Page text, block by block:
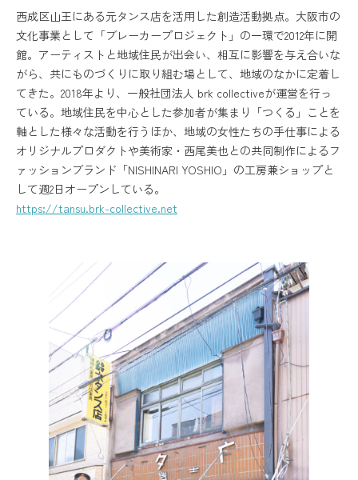
西成区山王にある元タンス店を活用した創造活動拠点。大阪市の
文化事業として「ブレーカープロジェクト」の一環で2012年に開
館。アーティストと地域住民が出会い、相互に影響を与え合いな
がら、共にものづくりに取り組む場として、地域のなかに定着し
てきた。2018年より、一般社団法人 brk collectiveが運営を行っ
ている。地域住民を中心とした参加者が集まり「つくる」ことを
軸とした様々な活動を行うほか、地域の女性たちの手仕事による
オリジナルプロダクトや美術家・西尾美也との共同制作によるフ
ァッションブランド「NISHINARI YOSHIO」の工房兼ショップと
して週2日オープンしている。
https://tansu.brk-collective.net